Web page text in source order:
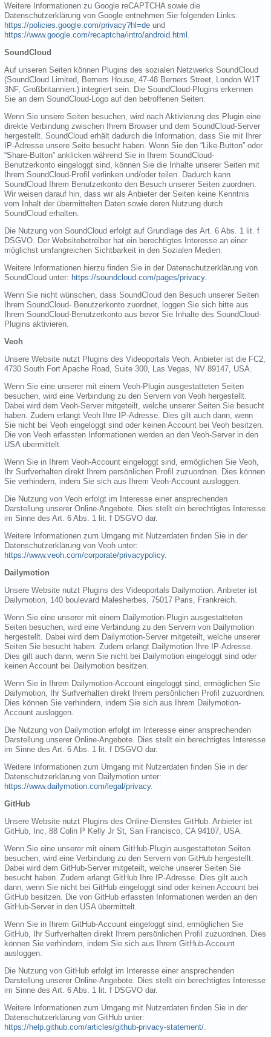
Weitere Informationen zu Google reCAPTCHA sowie die
Datenschutzerklärung von Google entnehmen Sie folgenden Links:
https://policies.google.com/privacy?hl=de und
https://www.google.com/recaptcha/intro/android.html
SoundCloud
Auf unseren Seiten können Plugins des sozialen Netzwerks SoundCloud
(SoundCloud Limited, Berners House, 47-48 Berners Street, London W1T
3NF, Großbritannien.) integriert sein. Die SoundCloud-Plugins erkennen
Sie an dem SoundCloud-Logo auf den betroffenen Seiten.
Wenn Sie unsere Seiten besuchen, wird nach Aktivierung des Plugin eine
direkte Verbindung zwischen Ihrem Browser und dem SoundCloud-Server
hergestellt. SoundCloud erhält dadurch die Information, dass Sie mit Ihrer
IP-Adresse unsere Seite besucht haben. Wenn Sie den “Like-Button” oder
“Share-Button” anklicken während Sie in Ihrem SoundCloud-
Benutzerkonto eingeloggt sind, können Sie die Inhalte unserer Seiten mit
Ihrem SoundCloud-Profil verlinken und/oder teilen. Dadurch kann
SoundCloud Ihrem Benutzerkonto den Besuch unserer Seiten zuordnen.
Wir weisen darauf hin, dass wir als Anbieter der Seiten keine Kenntnis
vom Inhalt der übermittelten Daten sowie deren Nutzung durch
SoundCloud erhalten.
Die Nutzung von SoundCloud erfolgt auf Grundlage des Art. 6 Abs. 1 lit. f
DSGVO. Der Websitebetreiber hat ein berechtigtes Interesse an einer
möglichst umfangreichen Sichtbarkeit in den Sozialen Medien.
Weitere Informationen hierzu finden Sie in der Datenschutzerklärung von
SoundCloud unter: https://soundcloud.com/pages/privacy.
Wenn Sie nicht wünschen, dass SoundCloud den Besuch unserer Seiten
Ihrem SoundCloud- Benutzerkonto zuordnet, loggen Sie sich bitte aus
Ihrem SoundCloud-Benutzerkonto aus bevor Sie Inhalte des SoundCloud-
Plugins aktivieren.
Veoh
Unsere Website nutzt Plugins des Videoportals Veoh. Anbieter ist die FC2,
4730 South Fort Apache Road, Suite 300, Las Vegas, NV 89147, USA.
Wenn Sie eine unserer mit einem Veoh-Plugin ausgestatteten Seiten
besuchen, wird eine Verbindung zu den Servern von Veoh hergestellt.
Dabei wird dem Veoh-Server mitgeteilt, welche unserer Seiten Sie besucht
haben. Zudem erlangt Veoh Ihre IP-Adresse. Dies gilt auch dann, wenn
Sie nicht bei Veoh eingeloggt sind oder keinen Account bei Veoh besitzen.
Die von Veoh erfassten Informationen werden an den Veoh-Server in den
USA übermittelt.
Wenn Sie in Ihrem Veoh-Account eingeloggt sind, ermöglichen Sie Veoh,
Ihr Surfverhalten direkt Ihrem persönlichen Profil zuzuordnen. Dies können
Sie verhindern, indem Sie sich aus Ihrem Veoh-Account ausloggen.
Die Nutzung von Veoh erfolgt im Interesse einer ansprechenden
Darstellung unserer Online-Angebote. Dies stellt ein berechtigtes Interesse
im Sinne des Art. 6 Abs. 1 lit. f DSGVO dar.
Weitere Informationen zum Umgang mit Nutzerdaten finden Sie in der
Datenschutzerklärung von Veoh unter:
https://www.veoh.com/corporate/privacypolicy.
Dailymotion
Unsere Website nutzt Plugins des Videoportals Dailymotion. Anbieter ist
Dailymotion, 140 boulevard Malesherbes, 75017 Paris, Frankreich.
Wenn Sie eine unserer mit einem Dailymotion-Plugin ausgestatteten
Seiten besuchen, wird eine Verbindung zu den Servern von Dailymotion
hergestellt. Dabei wird dem Dailymotion-Server mitgeteilt, welche unserer
Seiten Sie besucht haben. Zudem erlangt Dailymotion Ihre IP-Adresse.
Dies gilt auch dann, wenn Sie nicht bei Dailymotion eingeloggt sind oder
keinen Account bei Dailymotion besitzen.
Wenn Sie in Ihrem Dailymotion-Account eingeloggt sind, ermöglichen Sie
Dailymotion, Ihr Surfverhalten direkt Ihrem persönlichen Profil zuzuordnen.
Dies können Sie verhindern, indem Sie sich aus Ihrem Dailymotion-
Account ausloggen.
Die Nutzung von Dailymotion erfolgt im Interesse einer ansprechenden
Darstellung unserer Online-Angebote. Dies stellt ein berechtigtes Interesse
im Sinne des Art. 6 Abs. 1 lit. f DSGVO dar.
Weitere Informationen zum Umgang mit Nutzerdaten finden Sie in der
Datenschutzerklärung von Dailymotion unter:
https://www.dailymotion.com/legal/privacy.
GitHub
Unsere Website nutzt Plugins des Online-Dienstes GitHub. Anbieter ist
GitHub, Inc, 88 Colin P Kelly Jr St, San Francisco, CA 94107, USA.
Wenn Sie eine unserer mit einem GitHub-Plugin ausgestatteten Seiten
besuchen, wird eine Verbindung zu den Servern von GitHub hergestellt.
Dabei wird dem GitHub-Server mitgeteilt, welche unserer Seiten Sie
besucht haben. Zudem erlangt GitHub Ihre IP-Adresse. Dies gilt auch
dann, wenn Sie nicht bei GitHub eingeloggt sind oder keinen Account bei
GitHub besitzen. Die von GitHub erfassten Informationen werden an den
GitHub-Server in den USA übermittelt.
Wenn Sie in Ihrem GitHub-Account eingeloggt sind, ermöglichen Sie
GitHub, Ihr Surfverhalten direkt Ihrem persönlichen Profil zuzuordnen. Dies
können Sie verhindern, indem Sie sich aus Ihrem GitHub-Account
ausloggen.
Die Nutzung von GitHub erfolgt im Interesse einer ansprechenden
Darstellung unserer Online-Angebote. Dies stellt ein berechtigtes Interesse
im Sinne des Art. 6 Abs. 1 lit. f DSGVO dar.
Weitere Informationen zum Umgang mit Nutzerdaten finden Sie in der
Datenschutzerklärung von GitHub unter:
https://help.github.com/articles/github-privacy-statement/